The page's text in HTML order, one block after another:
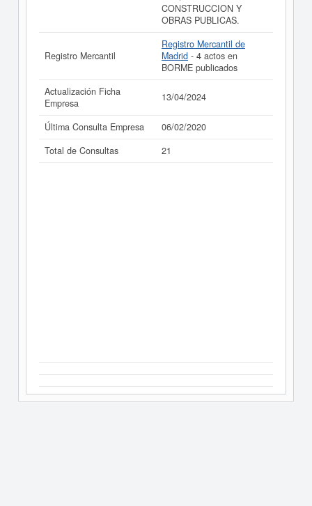
CONSTRUCCION Y
OBRAS PUBLICAS.
Registro Mercantil
Registro Mercantil de
Madrid - 4 actos en
BORME publicados
Actualización Ficha
Empresa
13/04/2024
Última Consulta Empresa
06/02/2020
Total de Consultas
21